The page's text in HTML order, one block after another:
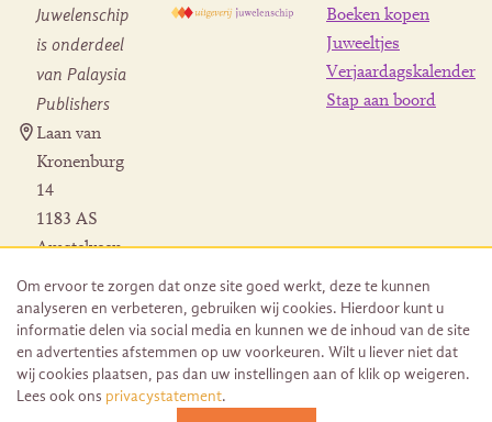
Juwelenschip
is onderdeel
van Palaysia
Publishers
Laan van
Kronenburg
14
1183 AS
Amstelveen
Herroeping
bestelling
Boeken kopen
Juweeltjes
Verjaardagskalender
Stap aan boord
Om ervoor te zorgen dat onze site goed werkt, deze te kunnen
analyseren en verbeteren, gebruiken wij cookies. Hierdoor kunt u
informatie delen via social media en kunnen we de inhoud van de site
en advertenties afstemmen op uw voorkeuren. Wilt u liever niet dat
wij cookies plaatsen, pas dan uw instellingen aan of klik op weigeren.
Lees ook ons privacystatement.